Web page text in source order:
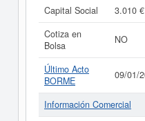
Capital Social
3.010 €
Cotiza en
Bolsa
NO
Último Acto
BORME
09/01/
Información Comercial